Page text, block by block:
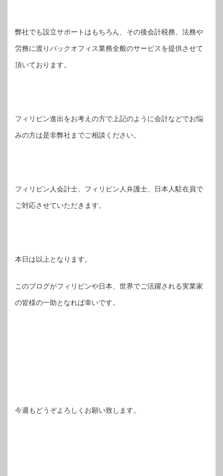
弊社でも設立サポートはもちろん、その後会計税務、法務や
労務に渡りバックオフィス業務全般のサービスを提供させて
頂いております。
フィリピン進出をお考えの方で上記のように会計などでお悩
みの方は是非弊社までご相談ください。
フィリピン人会計士、フィリピン人弁護士、日本人駐在員で
ご対応させていただきます。
本日は以上となります。
このブログがフィリピンや日本、世界でご活躍される実業家
の皆様の一助となれば幸いです。
今週もどうぞよろしくお願い致します。